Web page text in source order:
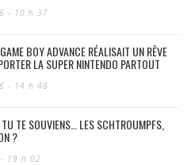
- 10 h 37
BOY ADVANCE RÉALISAIT UN RÊVE
LA SUPER NINTENDO PARTOUT
- 14 h 48
TE SOUVIENS… LES SCHTROUMPFS,
?
19 h 02